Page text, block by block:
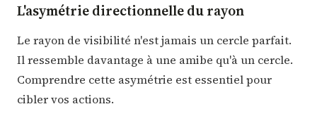
L'asymétrie directionnelle du rayon
Le rayon de visibilité n'est jamais un cercle parfait.
Il ressemble davantage à une amibe qu'à un cercle.
Comprendre cette asymétrie est essentiel pour
cibler vos actions.